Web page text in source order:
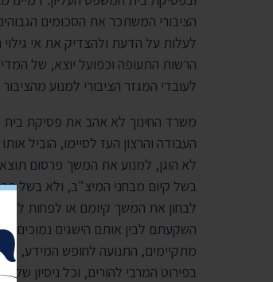
הציבורי המשתכר את הסכומים
לעלות על הדעת ולהצדיק את אי
הרשות התעופה וכפועל יוצא, של
לעובדי המגזר הציבורי למנוע
משרד החינוך לא אהב את פסיקת
העבודה והרצון העז לסיימו, הוביל
לא הוגן, למנוע את המשך פרסום
בשל קיום מבחני המיצ"ב, ולא בשל
לבחון את המשך קיומם או לפחות
השקעתם לבין אותם הישגים נמוכים
מתקיימים, התנועה לחופש המידע,
בפירוט המרבי להורים, וכל ניסיון